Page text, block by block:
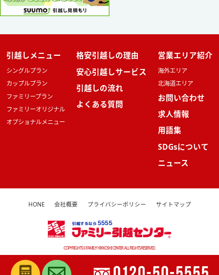
引越しメニュー
シングルプラン
カップルプラン
ファミリープラン
ファミリーオリジナル
オプショナルメニュー
格安引越しの理由
安心引越しサービス
引越しの流れ
よくある質問
営業エリア紹介
海外エリア
北海道エリア
お問い合わせ
求人情報
用語集
SDGsについて
ニュース
HONE 会社概要 プライバシーポリシー サイトマップ
COPYRIGHTS ©FAMILY HIKKOSHI CENTER. ALL RIGHTS RESERVED.